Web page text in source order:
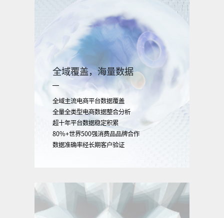
全域覆盖，海量数据
全域主流电商平台数据覆盖
全量全类型电商数据整合分析
超十年平台数据稳定积累
80%+世界500强消费品品牌合作
数据准确率经长期客户验证